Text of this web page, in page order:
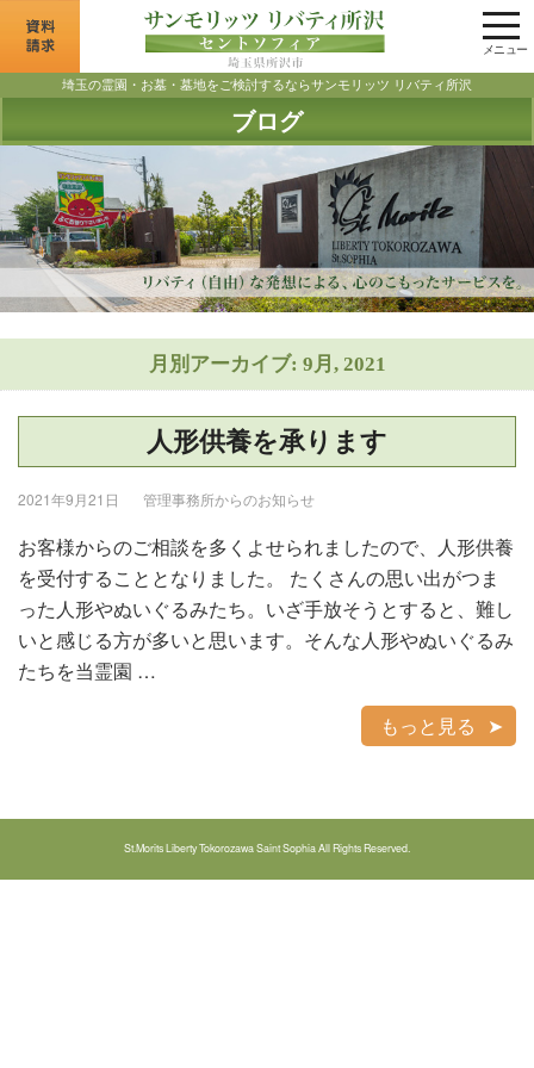
メニュー
埼玉の霊園・お墓・墓地をご検討するならサンモリッツ リバティ所沢
ブログ
月別アーカイブ: 9月, 2021
人形供養を承ります
2021年9月21日 管理事務所からのお知らせ
お客様からのご相談を多くよせられましたので、人形供養
を受付することとなりました。 たくさんの思い出がつま
った人形やぬいぐるみたち。いざ手放そうとすると、難し
いと感じる方が多いと思います。そんな人形やぬいぐるみ
たちを当霊園 …
もっと見る
St.Morits Liberty Tokorozawa Saint Sophia All Rights Reserved.